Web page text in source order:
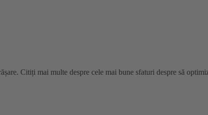
Citiți mai multe despre cele mai bune sfaturi despre să